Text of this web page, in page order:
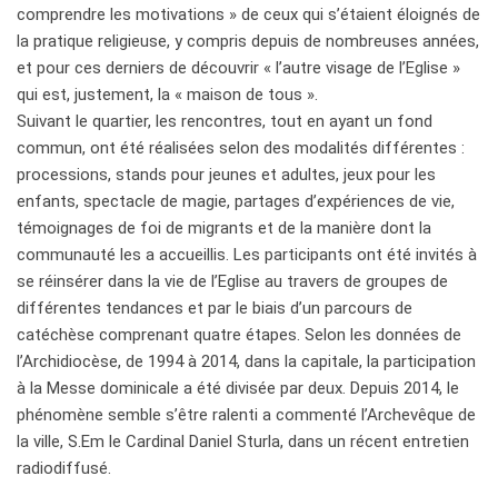
comprendre les motivations » de ceux qui s’étaient éloignés de
la pratique religieuse, y compris depuis de nombreuses années,
et pour ces derniers de découvrir « l’autre visage de l’Eglise »
qui est, justement, la « maison de tous ».
Suivant le quartier, les rencontres, tout en ayant un fond
commun, ont été réalisées selon des modalités différentes :
processions, stands pour jeunes et adultes, jeux pour les
enfants, spectacle de magie, partages d’expériences de vie,
témoignages de foi de migrants et de la manière dont la
communauté les a accueillis. Les participants ont été invités à
se réinsérer dans la vie de l’Eglise au travers de groupes de
différentes tendances et par le biais d’un parcours de
catéchèse comprenant quatre étapes. Selon les données de
l’Archidiocèse, de 1994 à 2014, dans la capitale, la participation
à la Messe dominicale a été divisée par deux. Depuis 2014, le
phénomène semble s’être ralenti a commenté l’Archevêque de
la ville, S.Em le Cardinal Daniel Sturla, dans un récent entretien
radiodiffusé.